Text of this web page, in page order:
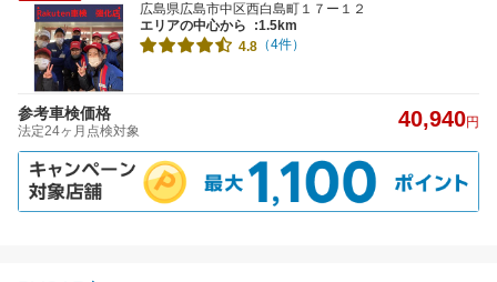
広島県広島市中区西白島町１７ー１２
エリアの中心から
:1.5km
4.8 （4件）
参考車検価格
法定24ヶ月点検対象 40,940円